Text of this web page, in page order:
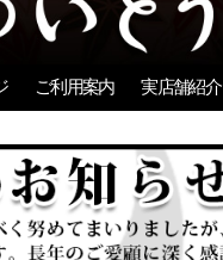
ご利用案内 実店舗紹介